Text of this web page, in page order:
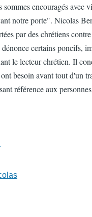
encouragés avec
notre porte". Nicolas
par des chrétiens
certains poncifs,
le lecteur chrétien. Il
besoin avant tout d'un
référence aux